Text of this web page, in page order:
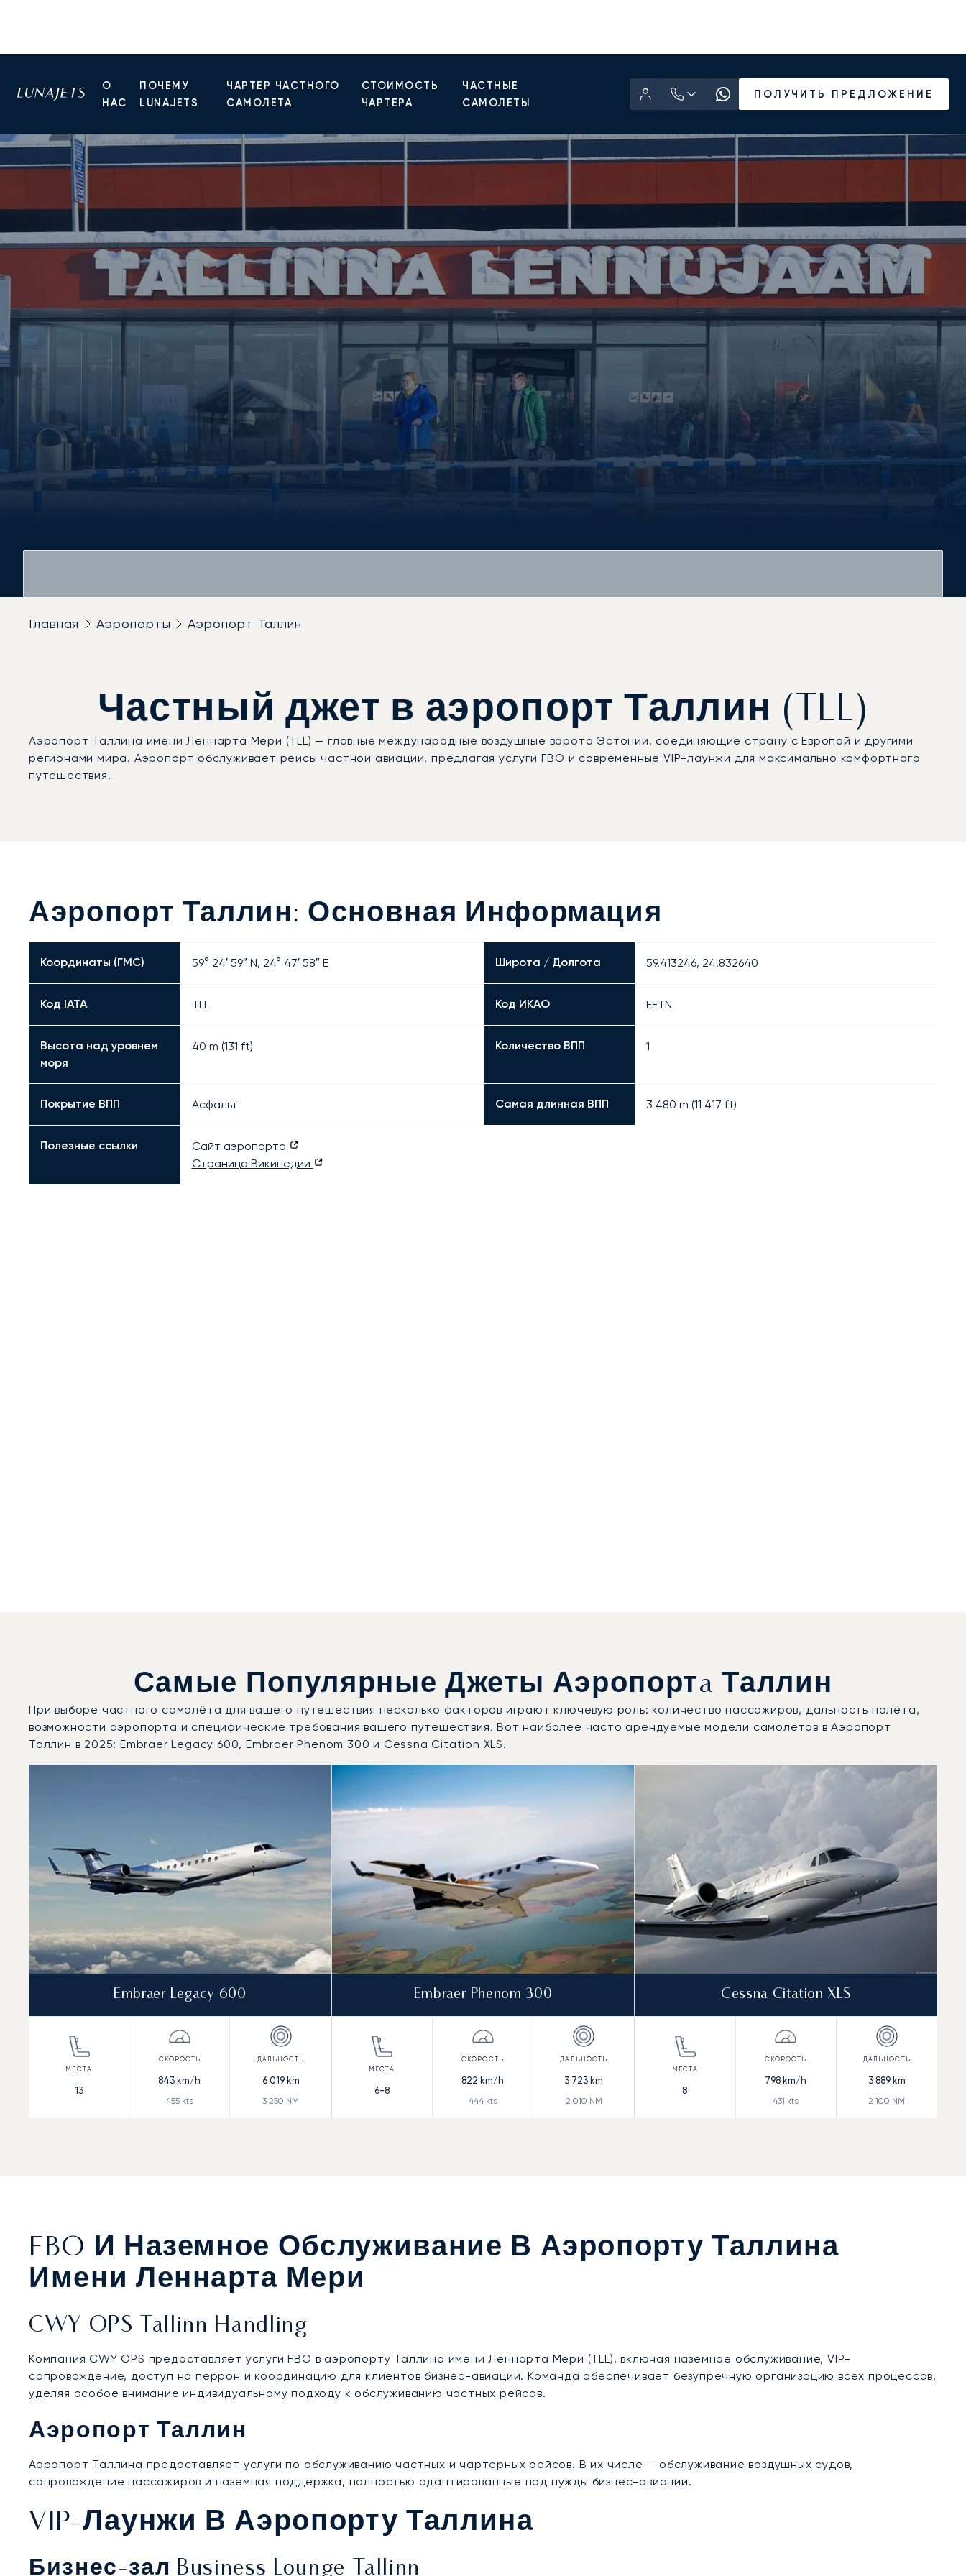
О
НАС
ПОЧЕМУ
LUNAJETS
ЧАРТЕР ЧАСТНОГО
САМОЛЕТА
СТОИМОСТЬ
ЧАРТЕРА
ЧАСТНЫЕ
САМОЛЕТЫ
ПОЛУЧИТЬ ПРЕДЛОЖЕНИЕ
Главная Аэропорты Аэропорт Таллин
Частный джет в аэропорт Таллин (TLL)
Аэропорт Таллина имени Леннарта Мери (TLL) — главные международные воздушные ворота Эстонии, соединяющие страну с Европой и другими
регионами мира. Аэропорт обслуживает рейсы частной авиации, предлагая услуги FBO и современные VIP-лаунжи для максимально комфортного
путешествия.
Аэропорт Таллин: Основная Информация
Координаты (ГМС) 59° 24′ 59″ N, 24° 47′ 58″ E Широта / Долгота 59.413246, 24.832640
Код IATA TLL Код ИКАО EETN
Высота над уровнем
моря
40 m (131 ft) Количество ВПП 1
Покрытие ВПП Асфальт Самая длинная ВПП 3 480 m (11 417 ft)
Полезные ссылки
Сайт аэропорта
Страница Википедии
Самые Популярные Джеты Аэропортa Таллин
При выборе частного самолёта для вашего путешествия несколько факторов играют ключевую роль: количество пассажиров, дальность полёта,
возможности аэропорта и специфические требования вашего путешествия. Вот наиболее часто арендуемые модели самолётов в Аэропорт
Таллин в 2025: Embraer Legacy 600, Embraer Phenom 300 и Cessna Citation XLS.
Аэропорт Таллин : 3 наиболее востребованные модели воздушных судов по числу полётных движений в 2025 году
Места
Дальность (км)
Embraer Legacy 600
13
843 km/h
455kts
6 019km
3 250 NM
Embraer Phenom 300
6-8
822 km/h
444kts
3 723 km
2 010 NM
Cessna Citation XLS
8
798 km/h
431 kts
3 889km
2 100 NM
FBO И Наземное Обслуживание В Аэропорту Таллина
Имени Леннарта Мери
CWY OPS Tallinn Handling
Компания CWY OPS предоставляет услуги FBO в аэропорту Таллина имени Леннарта Мери (TLL), включая наземное обслуживание, VIP-
сопровождение, доступ на перрон и координацию для клиентов бизнес-авиации. Команда обеспечивает безупречную организацию всех процессов,
уделяя особое внимание индивидуальному подходу к обслуживанию частных рейсов.
Аэропорт Таллин
Аэропорт Таллина предоставляет услуги по обслуживанию частных и чартерных рейсов. В их числе — обслуживание воздушных судов,
сопровождение пассажиров и наземная поддержка, полностью адаптированные под нужды бизнес-авиации.
VIP-Лаунжи В Аэропорту Таллина
Бизнес-зал Business Lounge Tallinn